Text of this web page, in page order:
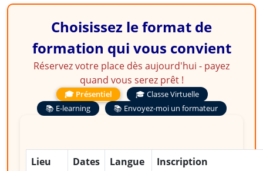
Choisissez le format de
formation qui vous convient
Réservez votre place dès aujourd'hui - payez
quand vous serez prêt !
🎓 Présentiel
🎓 Classe Virtuelle
📚 E-learning
📚 Envoyez-moi un formateur
Lieu Dates Langue
Inscription